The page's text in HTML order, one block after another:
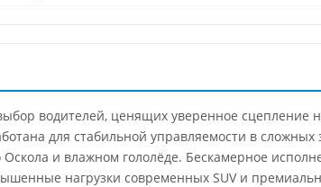
водителей, ценящих уверенное сцепление
для стабильной управляемости в
и влажном гололёде. Бескамерное
нагрузки современных SUV и